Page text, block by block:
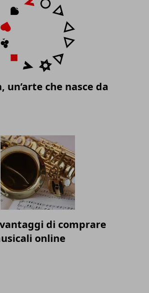
un’arte che nasce da
di comprare
online